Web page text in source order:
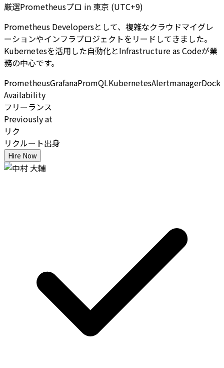
厳選Prometheusプロ in 東京 (UTC+9)
Prometheus Developersとして、複雑なクラウドマイグレ
ーションやインフラプロジェクトをリードしてきました。
Kubernetesを活用した自動化とInfrastructure as Codeが業
務の中心です。
PrometheusGrafanaPromQLKubernetesAlertmanager
Availability
フリーランス
Previously at
リク
リクルート出身
Hire Now